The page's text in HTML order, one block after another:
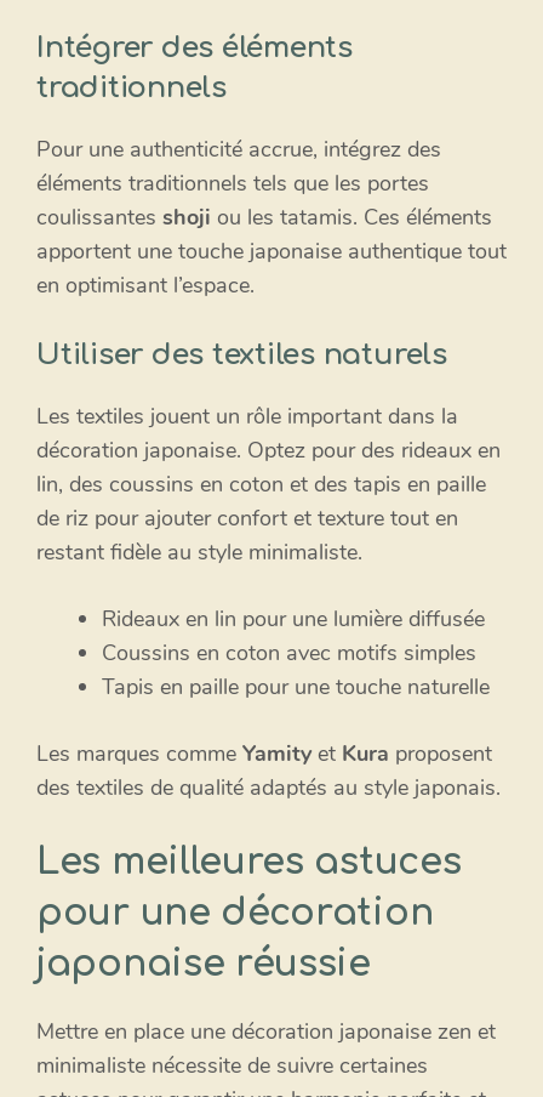
Intégrer des éléments
traditionnels
Pour une authenticité accrue, intégrez des
éléments traditionnels tels que les portes
coulissantes shoji ou les tatamis. Ces éléments
apportent une touche japonaise authentique tout
en optimisant l’espace.
Utiliser des textiles naturels
Les textiles jouent un rôle important dans la
décoration japonaise. Optez pour des rideaux en
lin, des coussins en coton et des tapis en paille
de riz pour ajouter confort et texture tout en
restant fidèle au style minimaliste.
Rideaux en lin pour une lumière diffusée
Coussins en coton avec motifs simples
Tapis en paille pour une touche naturelle
Les marques comme Yamity et Kura proposent
des textiles de qualité adaptés au style japonais.
Les meilleures astuces
pour une décoration
japonaise réussie
Mettre en place une décoration japonaise zen et
minimaliste nécessite de suivre certaines